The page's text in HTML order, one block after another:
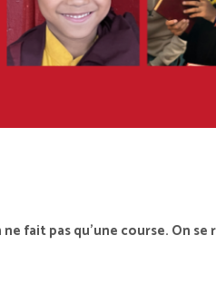
ne fait pas qu’une course. On